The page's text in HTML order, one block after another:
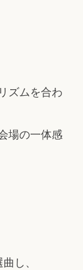
ズムを合わ
場の一体感
し、